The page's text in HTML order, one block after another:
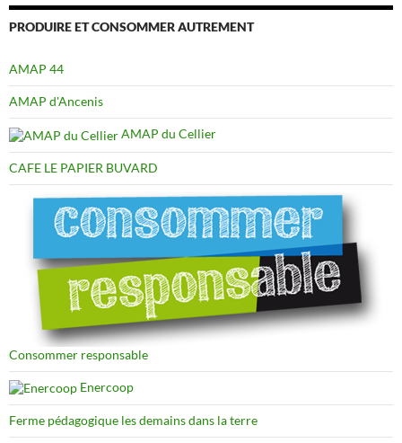
PRODUIRE ET CONSOMMER AUTREMENT
AMAP 44
AMAP d'Ancenis
AMAP du Cellier
CAFE LE PAPIER BUVARD
Consommer responsable
Enercoop
Ferme pédagogique les demains dans la terre